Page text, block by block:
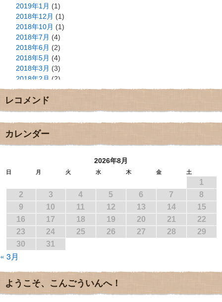
2019年1月 (1)
2018年12月 (1)
2018年10月 (1)
2018年7月 (4)
2018年6月 (2)
2018年5月 (4)
2018年3月 (3)
2018年2月 (2)
2018年1月(2)
2017年12月
2017年11月(3)
2017年9月
2017年8月
2017年5月
2017年3月(1)
2017年2月(1)
2017年1月(2)
2016年12月(4)
2016年11月(3)
2016年10月(1)
2016年9月
2016年6月
(2)
2016年5月(3)
レコメンド
カレンダー
2026年8月
日 月 火 水 木 金 土
1
2
3 4 5 6 7
8
9
10 11 12 13 14
15
16
17 18 19 20 21
22
23
24 25 26 27 28
29
30
31
« 3月
ようこそ、こんごういんへ！